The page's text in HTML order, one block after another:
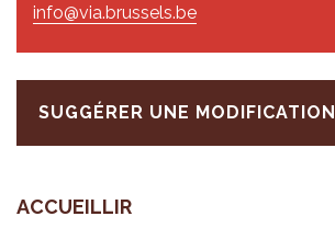
info@via.brussels.be
SUGGÉRER UNE MODIFICATION
ACCUEILLIR